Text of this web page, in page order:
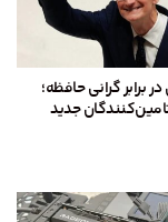
برابر گرانی حافظه؛
جدید